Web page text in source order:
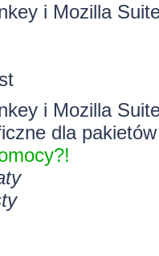
i Mozilla
i Mozilla
dla